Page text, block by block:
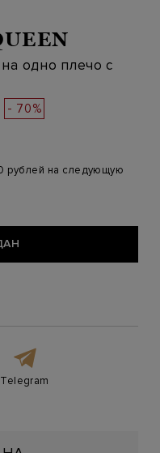
одно плечо с
- 70%
рублей на следующую
Telegram